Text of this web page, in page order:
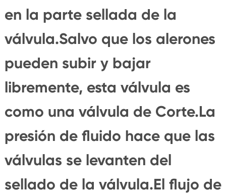
en la parte sellada de la
válvula.Salvo que los alerones
pueden subir y bajar
libremente, esta válvula es
como una válvula de Corte.La
presión de fluido hace que las
válvulas se levanten del
sellado de la válvula.El flujo de